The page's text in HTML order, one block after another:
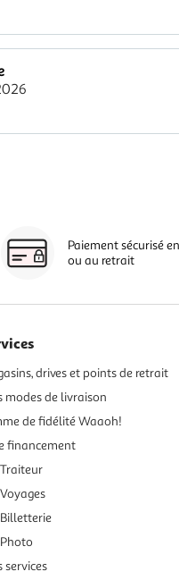
Paiement sécurisé
ou au retrait
drives et points de retrait
modes de livraison
de fidélité Waaoh!
financement
services